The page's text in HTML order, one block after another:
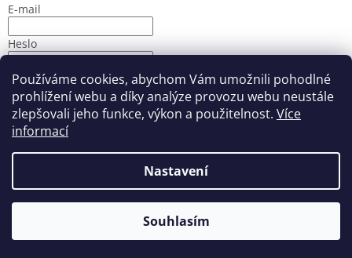
Používáme cookies, abychom Vám umožnili pohodlné
prohlížení webu a díky analýze provozu webu neustále
zlepšovali jeho funkce, výkon a použitelnost. Více
informací
Nastavení
Souhlasím
E-mail
Heslo
PŘIHLÁSIT SE
Nová registrace Zapomenuté heslo
Vytvořil Shoptet
PMbike. Všechna práva vyhrazena.